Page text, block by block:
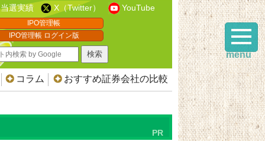
当選実績 X（Twitter） YouTube
IPO管理帳
IPO管理帳 ログイン版
コラム おすすめ証券会社の比較
menu